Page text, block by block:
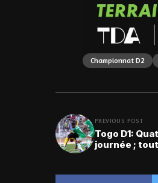
Championnat D2
PREVIOUS POST
Togo D1:
journée ;